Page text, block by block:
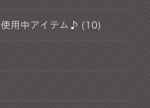
使用中アイテム♪ (10)